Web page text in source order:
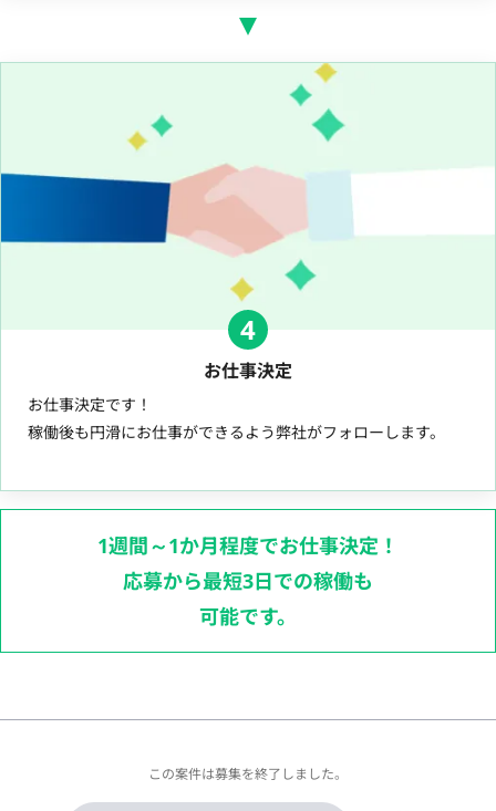
4
お仕事決定
お仕事決定です！
稼働後も円滑にお仕事ができるよう弊社がフォローします。
1週間～1か月程度でお仕事決定！
応募から最短3日での稼働も
可能です。
この案件は募集を終了しました。